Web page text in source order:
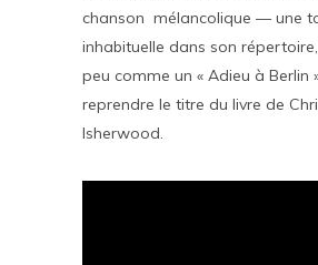
chanson mélancolique — une
inhabituelle dans son
peu comme un « Adieu à Berlin
reprendre le titre du livre de
Isherwood.